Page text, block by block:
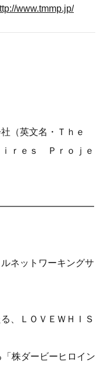
www.tmmp.jp/
社（英文名・Ｔｈｅ
ｒｅｓ Ｐｒｏｊｅ
ネットワーキングサ
、ＬＯＶＥＷＨＩＳ
株ダービーヒロイン